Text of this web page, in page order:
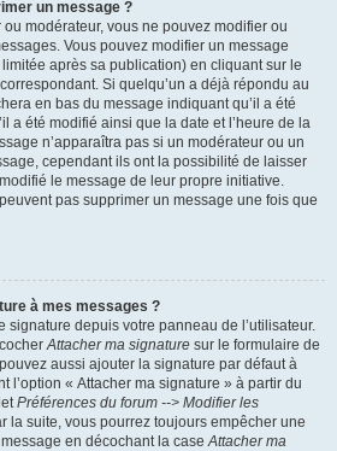
un message ?
modérateur, vous ne pouvez modifier ou
Vous pouvez modifier un message
après sa publication) en cliquant sur le
Si quelqu’un a déjà répondu au
en bas du message indiquant qu’il a été
a été modifié ainsi que la date et l’heure de la
n’apparaîtra pas si un modérateur ou un
cependant ils ont la possibilité de laisser
le message de leur propre initiative.
pas supprimer un message une fois que
à mes messages ?
signature depuis votre panneau de l’utilisateur.
Attacher ma signature sur le formulaire de
aussi ajouter la signature par défaut à
l’option « Attacher ma signature » à partir du
Préférences du forum --> Modifier les
la suite, vous pourrez toujours empêcher une
en décochant la caseAttacher ma